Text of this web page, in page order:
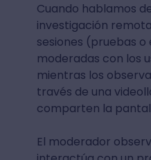
Cuando hablamos
investigación
sesiones (pruebas
moderadas con los
mientras los
través de una
comparten la
El moderador